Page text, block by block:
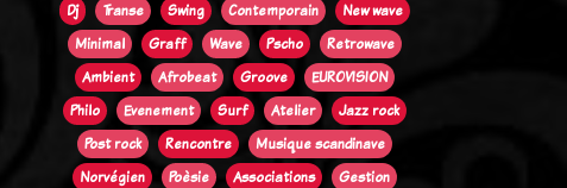
Dj
Transe Swing Contemporain
New wave
Minimal
Graff Wave Pscho
Retrowave
Ambient
Afrobeat Groove
EUROVISION
Philo
Evenement Surf Atelier
Jazz rock
Post rock
Rencontre
Musique scandinave
Norvégien
Poèsie Associations
Gestion